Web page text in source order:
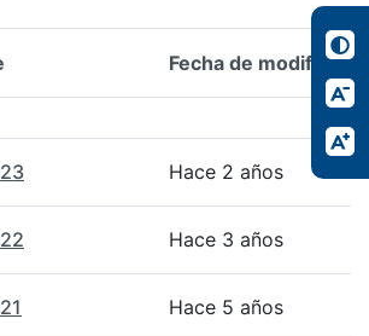
Fecha de
Hace 2 años
Hace 3 años
Hace 5 años